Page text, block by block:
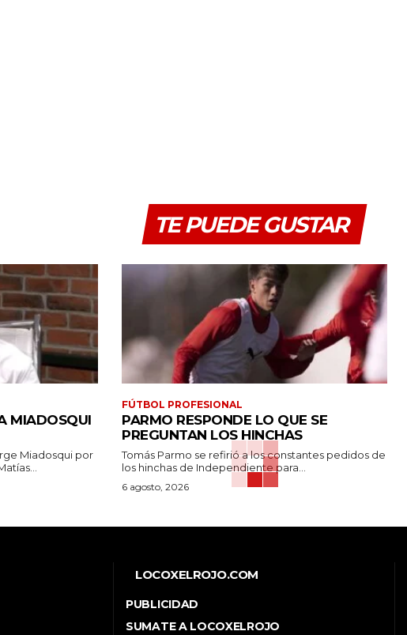
TE PUEDE GUSTAR
MIADOSQUI
Miadosqui por
FÚTBOL PROFESIONAL
PARMO RESPONDE LO QUE SE
PREGUNTAN LOS HINCHAS
Tomás Parmo se refirió a los constantes pedidos de
los hinchas de Independiente para...
6 agosto, 2026
LOCOXELROJO.COM
PUBLICIDAD
SUMATE A LOCOXELROJO